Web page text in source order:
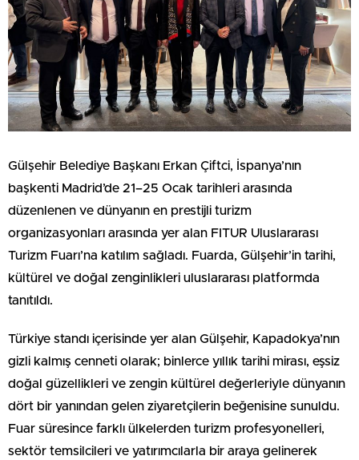
Gülşehir Belediye Başkanı Erkan Çiftci, İspanya’nın
başkenti Madrid’de 21–25 Ocak tarihleri arasında
düzenlenen ve dünyanın en prestijli turizm
organizasyonları arasında yer alan FITUR Uluslararası
Turizm Fuarı’na katılım sağladı. Fuarda, Gülşehir’in tarihi,
kültürel ve doğal zenginlikleri uluslararası platformda
tanıtıldı.
Türkiye standı içerisinde yer alan Gülşehir, Kapadokya’nın
gizli kalmış cenneti olarak; binlerce yıllık tarihi mirası, eşsiz
doğal güzellikleri ve zengin kültürel değerleriyle dünyanın
dört bir yanından gelen ziyaretçilerin beğenisine sunuldu.
Fuar süresince farklı ülkelerden turizm profesyonelleri,
sektör temsilcileri ve yatırımcılarla bir araya gelinerek